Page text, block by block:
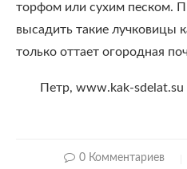
торфом или сухим песком.
высадить такие лучковицы
только оттает огородная
Петр, www.kak-sdelat.su
0 Комментариев